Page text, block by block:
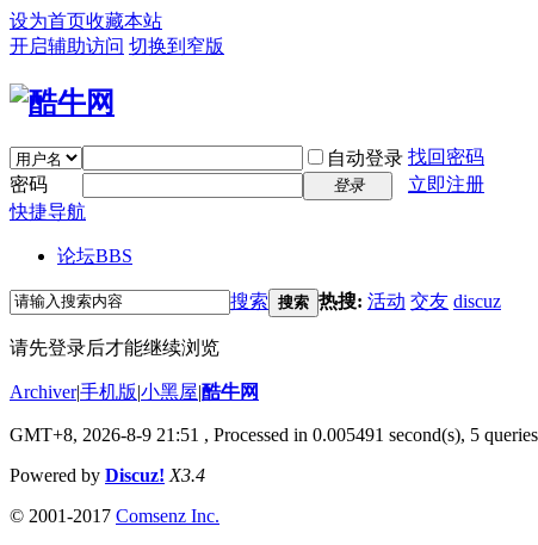
设为首页收藏本站
开启辅助访问 切换到窄版
自动登录 找回密码
密码
登录
立即注册
快捷导航
论坛BBS
搜索 搜索 热搜: 活动 交友 discuz
请先登录后才能继续浏览
Archiver|手机版|小黑屋|酷牛网
GMT+8, 2026-8-9 21:51 , Processed in 0.005491 second(s), 5
Powered by Discuz! X3.4
© 2001-2017 Comsenz Inc.